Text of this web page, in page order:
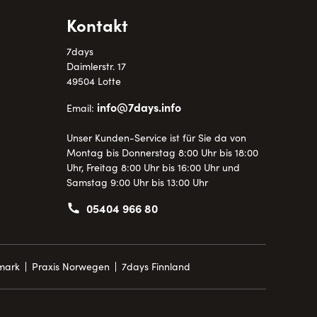
Kontakt
7days
Daimlerstr. 17
49504 Lotte
Email: info@7days.info
Unser Kunden-Service ist für Sie da von
Montag bis Donnerstag 8:00 Uhr bis 18:00
Uhr, Freitag 8:00 Uhr bis 16:00 Uhr und
Samstag 9:00 Uhr bis 13:00 Uhr
05404 966 80
Praxis Norwegen 7days Finnland